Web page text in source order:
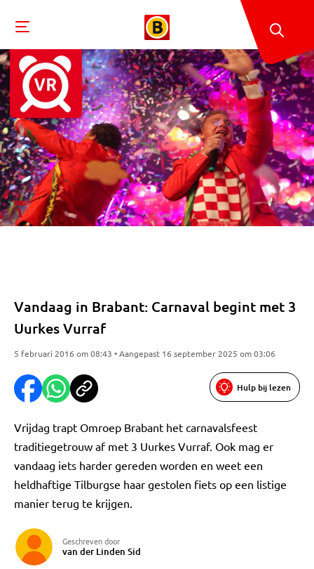
Vandaag in Brabant: Carnaval begint met 3
Uurkes Vurraf
5 februari 2016 om 08:43 • Aangepast 16 september 2025 om 03:06
Hulp bij lezen
Vrijdag trapt Omroep Brabant het carnavalsfeest
traditiegetrouw af met 3 Uurkes Vurraf. Ook mag er
vandaag iets harder gereden worden en weet een
heldhaftige Tilburgse haar gestolen fiets op een listige
manier terug te krijgen.
Geschreven door
van der Linden Sid